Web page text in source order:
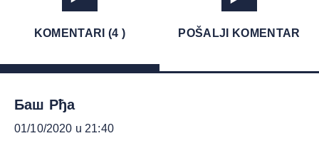
KOMENTARI (4 ) POŠALJI KOMENTAR
Баш Рђа
01/10/2020 u 21:40